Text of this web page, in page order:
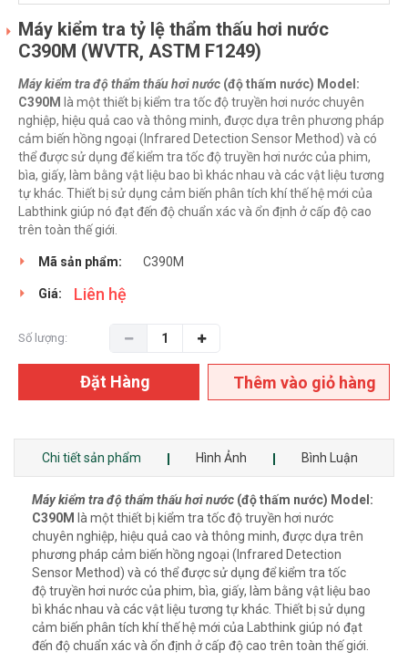
Máy kiểm tra tỷ lệ thẩm thấu hơi nước
C390M (WVTR, ASTM F1249)
Máy kiểm tra độ thẩm thấu hơi nước (độ thấm nước) Model:
C390M
là một thiết bị kiểm tra tốc độ truyền hơi nước chuyên
nghiệp, hiệu quả cao và thông minh, được dựa trên phương pháp
cảm biến hồng ngoại (Infrared Detection Sensor Method) và có
thể được sử dụng để kiểm tra tốc độ truyền hơi nước của phim,
bìa, giấy, làm bằng vật liệu bao bì khác nhau và các vật liệu tương
tự khác. Thiết bị sử dụng cảm biến phân tích khí thế hệ mới của
Labthink giúp nó đạt đến độ chuẩn xác và ổn định ở cấp độ cao
trên toàn thế giới.
Mã sản phẩm: C390M
Giá: Liên hệ
Số lượng:
Đặt Hàng Thêm vào giỏ hàng
Chi tiết sản phẩm Hình Ảnh Bình Luận
Máy kiểm tra độ thẩm thấu hơi nước (độ thấm nước) Model:
C390M là một thiết bị kiểm tra tốc độ truyền hơi nước
chuyên nghiệp, hiệu quả cao và thông minh, được dựa trên
phương pháp cảm biến hồng ngoại (Infrared Detection
Sensor Method) và có thể được sử dụng để kiểm tra tốc
độ truyền hơi nước của phim, bìa, giấy, làm bằng vật liệu bao
bì khác nhau và các vật liệu tương tự khác. Thiết bị sử dụng
cảm biến phân tích khí thế hệ mới của Labthink giúp nó đạt
đến độ chuẩn xác và ổn định ở cấp độ cao trên toàn thế giới.